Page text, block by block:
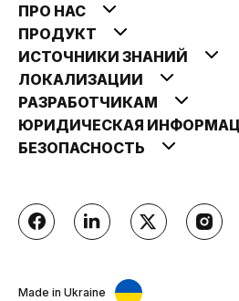
ПРО НАС
ПРОДУКТ
ИСТОЧНИКИ ЗНАНИЙ
ЛОКАЛИЗАЦИИ
РАЗРАБОТЧИКАМ
ЮРИДИЧЕСКАЯ
БЕЗОПАСНОСТЬ
Made in Ukraine